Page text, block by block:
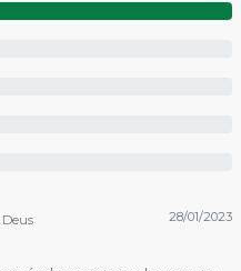
28/01/2023